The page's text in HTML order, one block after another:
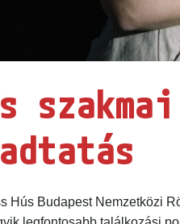
Hús Budapest Nemzetközi